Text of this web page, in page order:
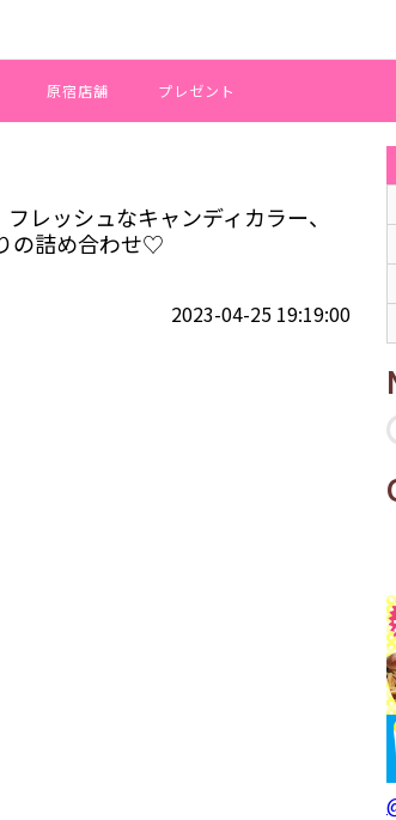
原宿店舗 プレゼント
フレッシュなキャンディカラー、シロップを思わ
レッシュなキャンディカラー、
の詰め合わせ♡
2023-04-25 19:19:00